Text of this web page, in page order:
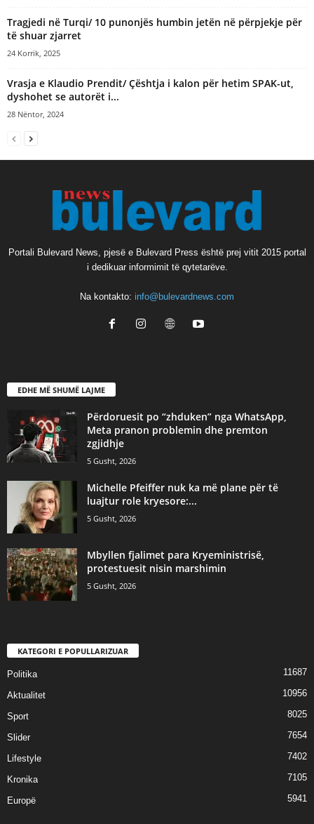
Tragjedi në Turqi/ 10 punonjës humbin jetën në përpjekje për
të shuar zjarret
24 Korrik, 2025
Vrasja e Klaudio Prendit/ Çështja i kalon për hetim SPAK-ut,
dyshohet se autorët i...
28 Nëntor, 2024
Portali Bulevard News, pjesë e Bulevard Press është prej vitit 2015 portal
i dedikuar informimit të qytetarëve.
Na kontakto: info@bulevardnews.com
EDHE MË SHUMË LAJME
Përdoruesit po “zhduken” nga WhatsApp,
Meta pranon problemin dhe premton
zgjidhje
5 Gusht, 2026
Michelle Pfeiffer nuk ka më plane për të
luajtur role kryesore:...
5 Gusht, 2026
Mbyllen fjalimet para Kryeministrisë,
protestuesit nisin marshimin
5 Gusht, 2026
KATEGORI E POPULLARIZUAR
Politika 11687
Aktualitet 10956
Sport 8025
Slider 7654
Lifestyle 7402
Kronika 7105
Europë 5941